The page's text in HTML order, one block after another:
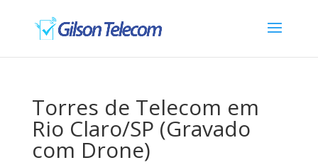
Torres de Telecom em
Rio Claro/SP (Gravado
com Drone)